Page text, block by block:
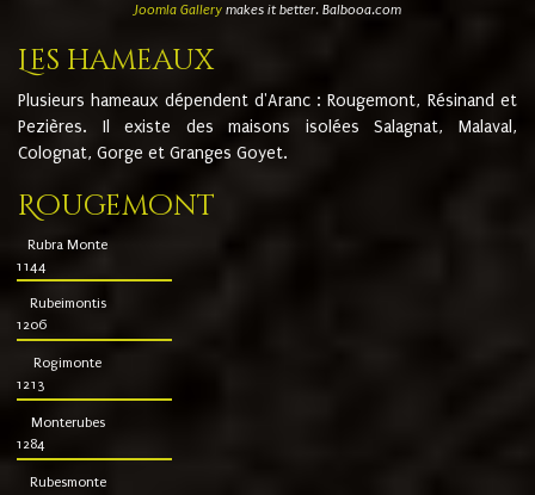
Joomla Gallerymakes it better. Balbooa.com
Les hameaux
Plusieurs hameaux dépendent d'Aranc : Rougemont, Résinand et
Pezières. Il existe des maisons isolées Salagnat, Malaval,
Colognat, Gorge et Granges Goyet.
Rougemont
Rubra Monte
1144
Rubeimontis
1206
Rogimonte
1213
Monterubes
1284
Rubesmonte